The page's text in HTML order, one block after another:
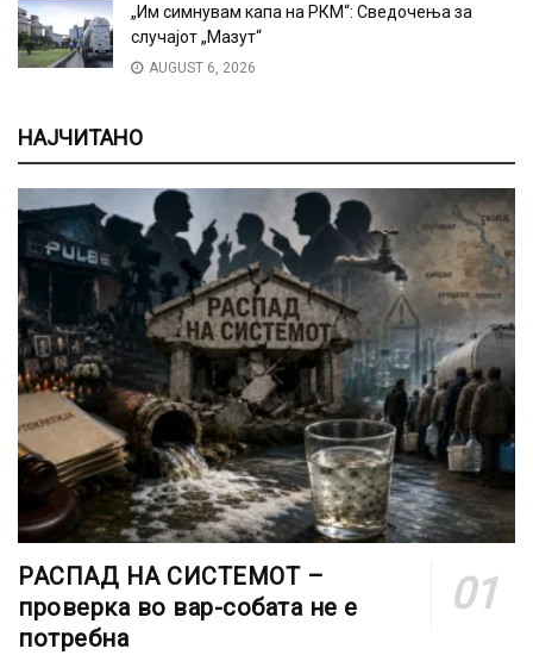
„Им симнувам капа на РКМ“: Сведочења за
случајот „Мазут“
AUGUST 6, 2026
НАЈЧИТАНО
РАСПАД НА СИСТЕМОТ –
проверка во вар-собата не е
потребна